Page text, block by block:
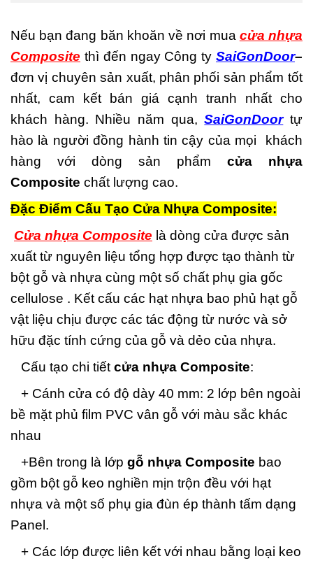
Nếu bạn đang băn khoăn về nơi mua cửa nhựa
Composite thì đến ngay Công ty SaiGonDoor–
đơn vị chuyên sản xuất, phân phối sản phẩm tốt
nhất, cam kết bán giá cạnh tranh nhất cho
khách hàng. Nhiều năm qua,SaiGonDoortự
hào là người đồng hành tin cậy của mọi khách
hàng với dòng sản phẩm cửa nhựa
Composite chất lượng cao.
Đặc Điểm Cấu Tạo Cửa Nhựa Composite:
Cửa nhựa Composite là dòng cửa được sản
xuất từ nguyên liệu tổng hợp được tạo thành từ
bột gỗ và nhựa cùng một số chất phụ gia gốc
cellulose . Kết cấu các hạt nhựa bao phủ hạt gỗ
vật liệu chịu được các tác động từ nước và sở
hữu đặc tính cứng của gỗ và dẻo của nhựa.
Cấu tạo chi tiết cửa nhựa Composite:
+ Cánh cửa có độ dày 40 mm: 2 lớp bên ngoài
bề mặt phủ film PVC vân gỗ với màu sắc khác
nhau
+Bên trong là lớp gỗ nhựa Composite bao
gồm bột gỗ keo nghiền mịn trộn đều với hạt
nhựa và một số phụ gia đùn ép thành tấm dạng
Panel.
+ Các lớp được liên kết với nhau bằng loại keo